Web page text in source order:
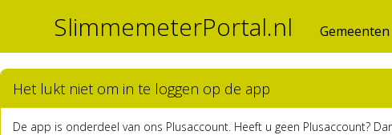
SlimmemeterPortal.nl Gemeenten
Het lukt niet om in te loggen op de app
De app is onderdeel van ons Plusaccount. Heeft u geen Plusaccount?